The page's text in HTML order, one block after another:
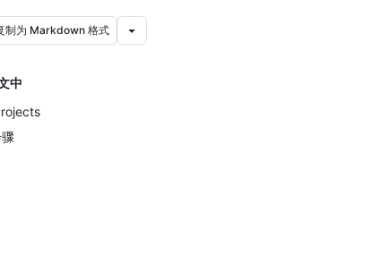
制为 Markdown 格式
中